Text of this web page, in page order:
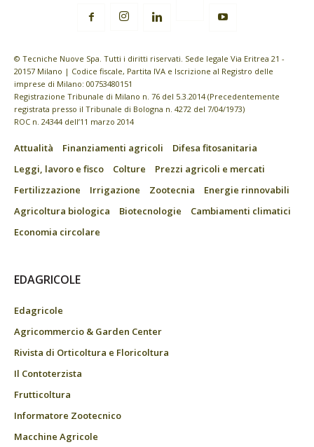
© Tecniche Nuove Spa. Tutti i diritti riservati. Sede legale Via Eritrea 21 -
20157 Milano | Codice fiscale, Partita IVA e Iscrizione al Registro delle
imprese di Milano: 00753480151
Registrazione Tribunale di Milano n. 76 del 5.3.2014 (Precedentemente
registrata presso il Tribunale di Bologna n. 4272 del 7/04/1973)
ROC n. 24344 dell’11 marzo 2014
Attualità Finanziamenti agricoli
Difesa fitosanitaria
Leggi, lavoro e fisco
Colture
Prezzi agricoli e mercati
Fertilizzazione
Irrigazione Zootecnia
Energie rinnovabili
Agricoltura biologica
Biotecnologie
Cambiamenti climatici
Economia circolare
EDAGRICOLE
Edagricole
Agricommercio & Garden Center
Rivista di Orticoltura e Floricoltura
Il Contoterzista
Frutticoltura
Informatore Zootecnico
Macchine Agricole